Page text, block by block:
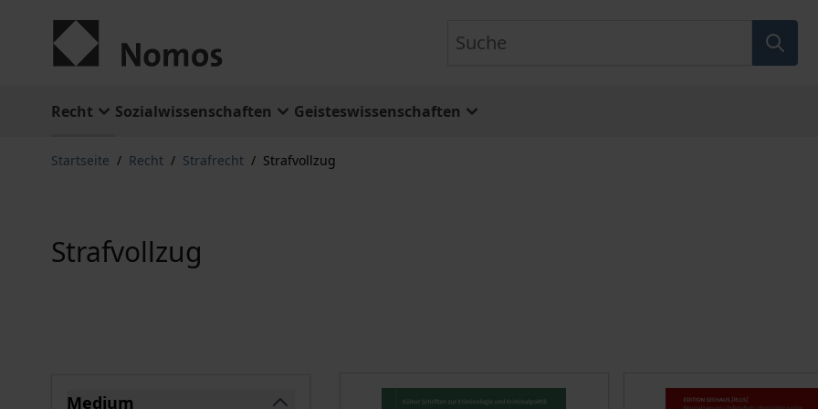
Recht Sozialwissenschaften Geisteswissenschaften
Startseite / Recht / Strafrecht / Strafvollzug
Strafvollzug
Medium